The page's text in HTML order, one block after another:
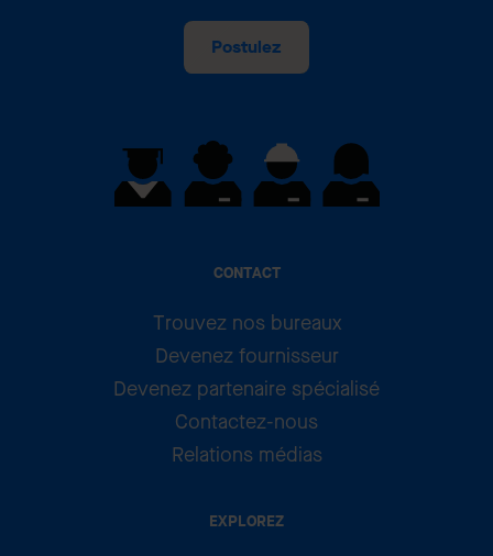
CONTACT
Trouvez nos bureaux
Devenez fournisseur
Devenez partenaire spécialisé
Contactez-nous
Relations médias
EXPLOREZ
Postulez